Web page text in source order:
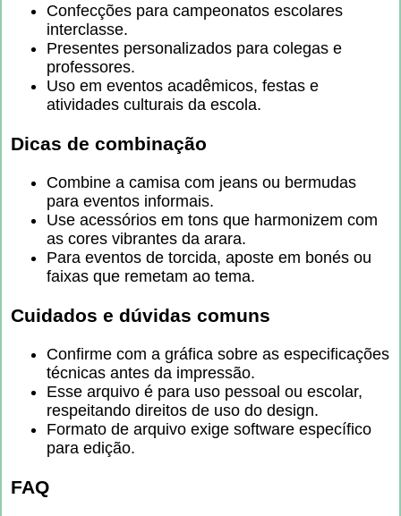
Confecções para campeonatos escolares
interclasse.
Presentes personalizados para colegas e
professores.
Uso em eventos acadêmicos, festas e
atividades culturais da escola.
Dicas de combinação
Combine a camisa com jeans ou bermudas
para eventos informais.
Use acessórios em tons que harmonizem com
as cores vibrantes da arara.
Para eventos de torcida, aposte em bonés ou
faixas que remetam ao tema.
Cuidados e dúvidas comuns
Confirme com a gráfica sobre as especificações
técnicas antes da impressão.
Esse arquivo é para uso pessoal ou escolar,
respeitando direitos de uso do design.
Formato de arquivo exige software específico
para edição.
FAQ